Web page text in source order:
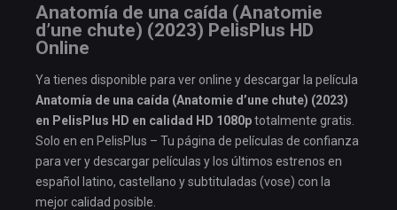
Anatomía de una caída (Anatomie
d’une chute) (2023) PelisPlus HD
Online
Ya tienes disponible para ver online y descargar la película
Anatomía de una caída (Anatomie d’une chute) (2023)
en PelisPlus HD en calidad HD 1080ptotalmente gratis.
Solo en en PelisPlus – Tu página de películas de confianza
para ver y descargar películas y los últimos estrenos en
español latino, castellano y subtituladas (vose) con la
mejor calidad posible.